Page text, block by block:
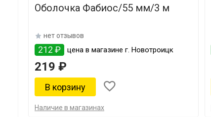
Оболочка Фабиос/55 мм/3 м
нет отзывов
212 ₽ цена в магазине г. Новотроицк
219 ₽
Наличие в магазинах